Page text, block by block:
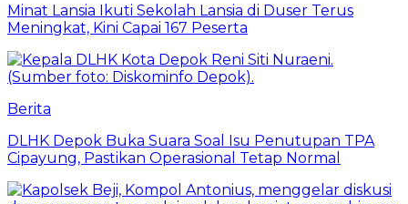
Minat Lansia Ikuti Sekolah Lansia di Duser Terus
Meningkat, Kini Capai 167 Peserta
Berita
DLHK Depok Buka Suara Soal Isu Penutupan TPA
Cipayung, Pastikan Operasional Tetap Normal